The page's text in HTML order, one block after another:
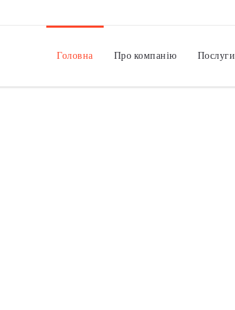
Головна Про компанію Послуги